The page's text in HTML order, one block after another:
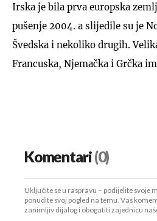
Irska je bila prva europska
pušenje 2004. a slijedile su je
Švedska i nekoliko drugih.
Francuska, Njemačka i Grčka
Komentari(0)
Uključite se u raspravu – podijelite svoje
ponudite svoj pogled na temu. Vaš
zanimljiv dijalog i obogatiti zajednicu